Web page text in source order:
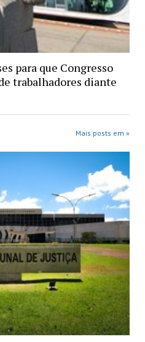
para que Congresso
trabalhadores diante
Mais posts em »